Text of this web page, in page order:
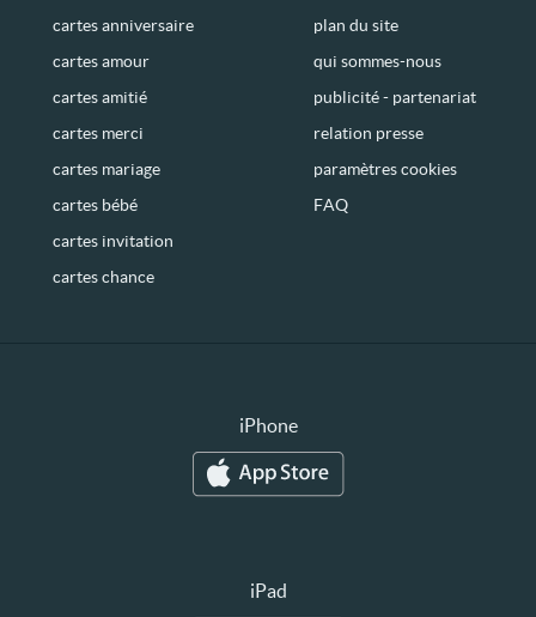
cartes anniversaire
cartes amour
cartes amitié
cartes merci
cartes mariage
cartes bébé
cartes invitation
cartes chance
plan du site
qui sommes-nous
publicité - partenariat
relation presse
paramètres cookies
FAQ
iPhone
iPad